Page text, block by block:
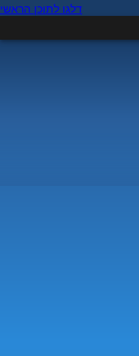
דלגו לתוכן הראשי